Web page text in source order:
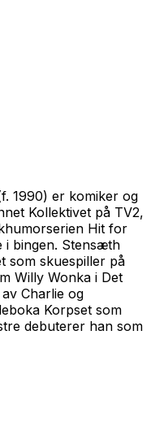
1990) er komiker og
Kollektivet på TV2,
Hit for
i bingen. Stensæth
som skuespiller på
Willy Wonka i Det
Charlie og
Korpset som
debuterer han som